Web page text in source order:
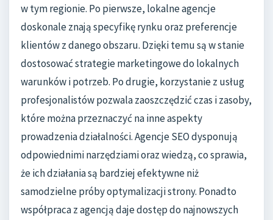
w tym regionie. Po pierwsze, lokalne agencje
doskonale znają specyfikę rynku oraz preferencje
klientów z danego obszaru. Dzięki temu są w stanie
dostosować strategie marketingowe do lokalnych
warunków i potrzeb. Po drugie, korzystanie z usług
profesjonalistów pozwala zaoszczędzić czas i zasoby,
które można przeznaczyć na inne aspekty
prowadzenia działalności. Agencje SEO dysponują
odpowiednimi narzędziami oraz wiedzą, co sprawia,
że ich działania są bardziej efektywne niż
samodzielne próby optymalizacji strony. Ponadto
współpraca z agencją daje dostęp do najnowszych